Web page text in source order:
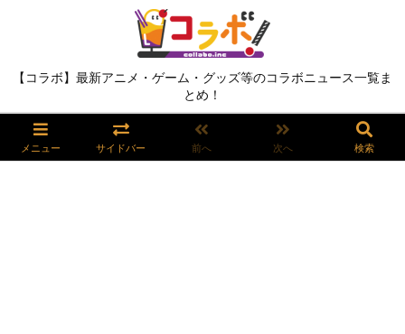
【コラボ】最新アニメ・ゲーム・グッズ等のコラボニュース一覧ま
とめ！
メニュー サイドバー 前へ 次へ 検索